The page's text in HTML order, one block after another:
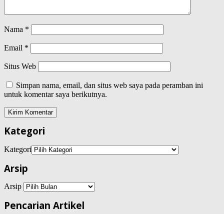
Nama *
Email *
Situs Web
Simpan nama, email, dan situs web saya pada peramban ini
untuk komentar saya berikutnya.
Kategori
Kategori
Arsip
Arsip
Pencarian Artikel